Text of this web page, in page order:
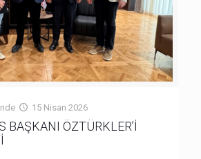
15 Nisan 2026
BAŞKANI ÖZTÜRKLER’İ